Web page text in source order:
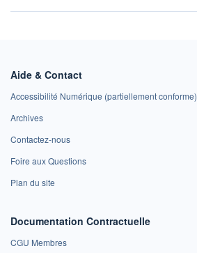
Aide & Contact
Accessibilité Numérique (partiellement conforme)
Archives
Contactez-nous
Foire aux Questions
Plan du site
Documentation Contractuelle
CGU Membres